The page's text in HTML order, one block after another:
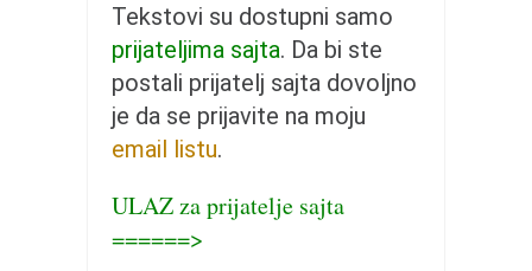
zabranjena istorija
ćirilica
porodične priče
Tekstovi su dostupni samo
prijateljima sajta. Da bi ste
postali prijatelj sajta dovoljno
je da se prijavite na moju
email listu.
ULAZ za prijatelje sajta
======>